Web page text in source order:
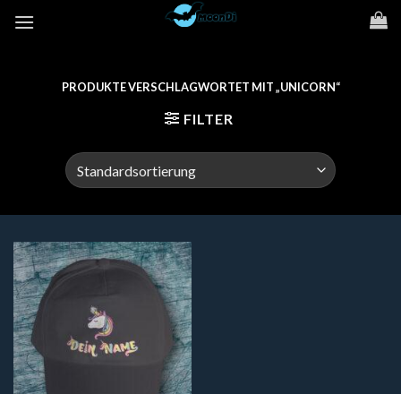
Inhalt
PRODUKTE VERSCHLAGWORTET MIT „UNICORN“
FILTER